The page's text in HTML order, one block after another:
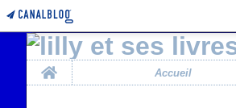
Home
Accueil